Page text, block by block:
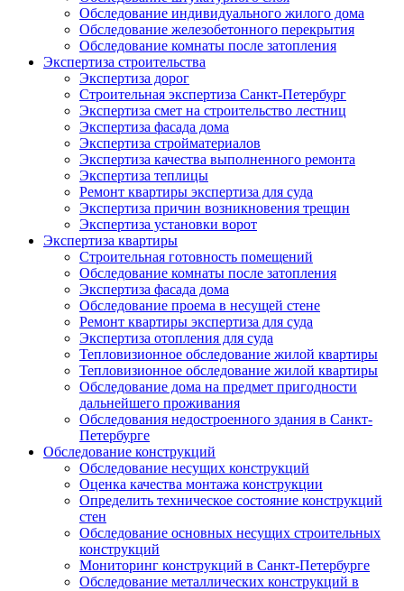
Обследование индивидуального жилого дома
Обследование железобетонного перекрытия
Обследование комнаты после затопления
Экспертиза строительства
Экспертиза дорог
Строительная экспертиза Санкт-Петербург
Экспертиза смет на строительство лестниц
Экспертиза фасада дома
Экспертиза стройматериалов
Экспертиза качества выполненного ремонта
Экспертиза теплицы
Ремонт квартиры экспертиза для суда
Экспертиза причин возникновения трещин
Экспертиза установки ворот
Экспертиза квартиры
Строительная готовность помещений
Обследование комнаты после затопления
Экспертиза фасада дома
Обследование проема в несущей стене
Ремонт квартиры экспертиза для суда
Экспертиза отопления для суда
Тепловизионное обследование жилой квартиры
Тепловизионное обследование жилой квартиры
Обследование дома на предмет пригодности
дальнейшего проживания
Обследования недостроенного здания в Санкт-
Петербурге
Обследование конструкций
Обследование несущих конструкций
Оценка качества монтажа конструкции
Определить техническое состояние конструкций
стен
Обследование основных несущих строительных
конструкций
Мониторинг конструкций в Санкт-Петербурге
Обследование металлических конструкций в